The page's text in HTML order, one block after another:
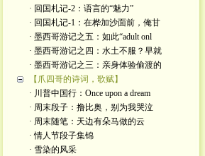
· 回国札记-2：语言的“魅力”
· 回国札记-1：在桦加沙面前，俺甘
· 墨西哥游记之五：如此“adult onl
· 墨西哥游记之四：水土不服？早就
· 墨西哥游记之三：亲身体验偷渡的
【爪四哥的诗词，歌赋】
· 川普中国行：Once upon a dream
· 周末段子：撸比奥，别为我哭泣
· 周末随笔：天边有朵马做的云
· 情人节段子集锦
· 雪染的风采